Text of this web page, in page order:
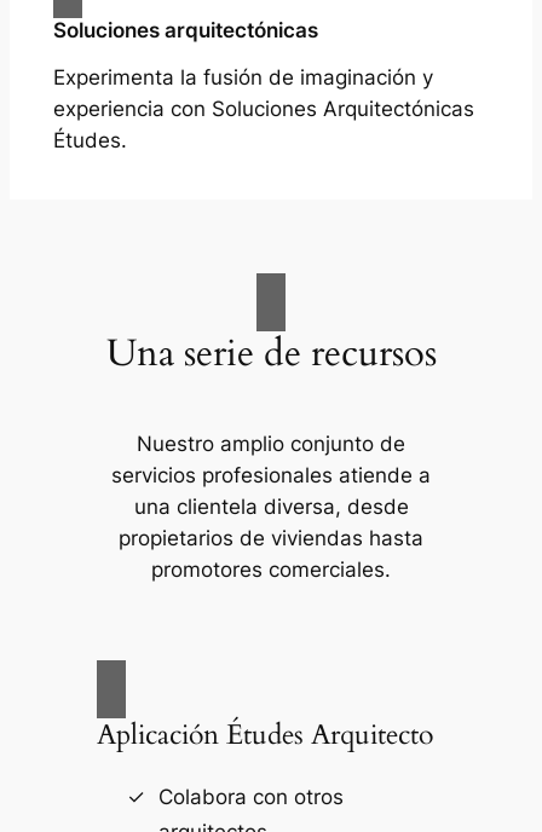
Soluciones arquitectónicas
Experimenta la fusión de imaginación y
experiencia con Soluciones Arquitectónicas
Études.
Una serie de recursos
Nuestro amplio conjunto de
servicios profesionales atiende a
una clientela diversa, desde
propietarios de viviendas hasta
promotores comerciales.
Aplicación Études Arquitecto
Colabora con otros